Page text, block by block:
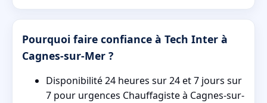
Pourquoi faire confiance à Tech Inter à
Cagnes-sur-Mer ?
Disponibilité 24 heures sur 24 et 7 jours sur
7 pour urgences Chauffagiste à Cagnes-sur-